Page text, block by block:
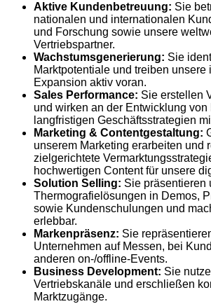
Aktive Kundenbetreuung: Sie
nationalen und internationalen
und Forschung sowie unsere
Vertriebspartner.
Wachstumsgenerierung: Sie
Marktpotentiale und treiben unsere
Expansion aktiv voran.
Sales Performance: Sie erstellen
und wirken an der Entwicklung von
langfristigen Geschäftsstrategien
Marketing & Contentgestaltung:
unserem Marketing erarbeiten und
zielgerichtete
hochwertigen Content für unsere
Solution Selling: Sie präsentieren
Thermografielösungen in Demos,
sowie Kundenschulungen und
erlebbar.
Markenpräsenz: Sie
Unternehmen auf Messen, bei
anderen on-/offline-Events.
Business Development: Sie
Vertriebskanäle und erschließen
Marktzugänge.